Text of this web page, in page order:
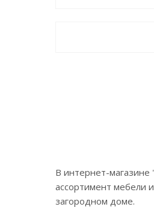
В интернет-
ассортимент мебели
загородном доме.